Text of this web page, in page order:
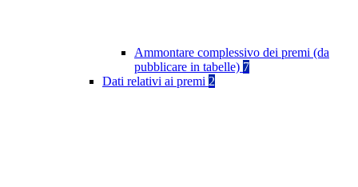
Ammontare complessivo dei premi (da
pubblicare in tabelle) 7
Dati relativi ai premi 2